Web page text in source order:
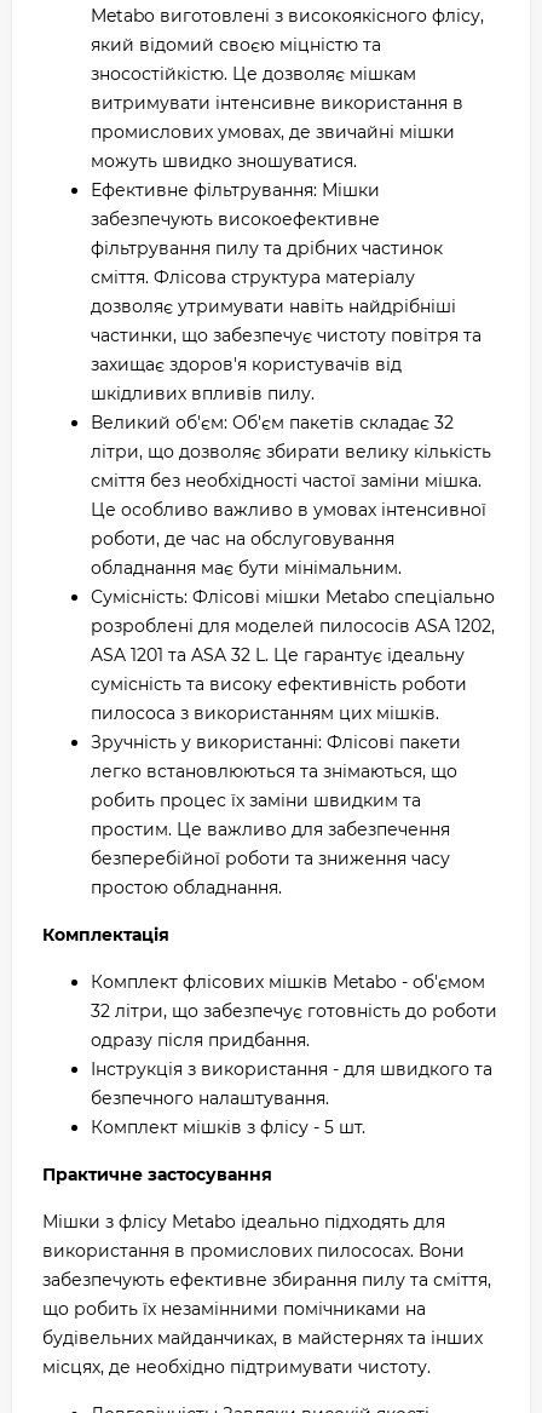
Metabo виготовлені з високоякісного флісу,
який відомий своєю міцністю та
зносостійкістю. Це дозволяє мішкам
витримувати інтенсивне використання в
промислових умовах, де звичайні мішки
можуть швидко зношуватися.
Ефективне фільтрування: Мішки
забезпечують високоефективне
фільтрування пилу та дрібних частинок
сміття. Флісова структура матеріалу
дозволяє утримувати навіть найдрібніші
частинки, що забезпечує чистоту повітря та
захищає здоров'я користувачів від
шкідливих впливів пилу.
Великий об'єм: Об'єм пакетів складає 32
літри, що дозволяє збирати велику кількість
сміття без необхідності частої заміни мішка.
Це особливо важливо в умовах інтенсивної
роботи, де час на обслуговування
обладнання має бути мінімальним.
Сумісність: Флісові мішки Metabo спеціально
розроблені для моделей пилососів ASA 1202,
ASA 1201 та ASA 32 L. Це гарантує ідеальну
сумісність та високу ефективність роботи
пилососа з використанням цих мішків.
Зручність у використанні: Флісові пакети
легко встановлюються та знімаються, що
робить процес їх заміни швидким та
простим. Це важливо для забезпечення
безперебійної роботи та зниження часу
простою обладнання.
Комплектація
Комплект флісових мішків Metabo - об'ємом
32 літри, що забезпечує готовність до роботи
одразу після придбання.
Інструкція з використання - для швидкого та
безпечного налаштування.
Комплект мішків з флісу - 5 шт.
Практичне застосування
Мішки з флісу Metabo ідеально підходять для
використання в промислових пилососах. Вони
забезпечують ефективне збирання пилу та сміття,
що робить їх незамінними помічниками на
будівельних майданчиках, в майстернях та інших
місцях, де необхідно підтримувати чистоту.